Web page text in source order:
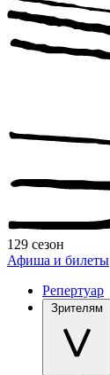
129 сезон
Афиша и билеты
Репертуар
Зрителям